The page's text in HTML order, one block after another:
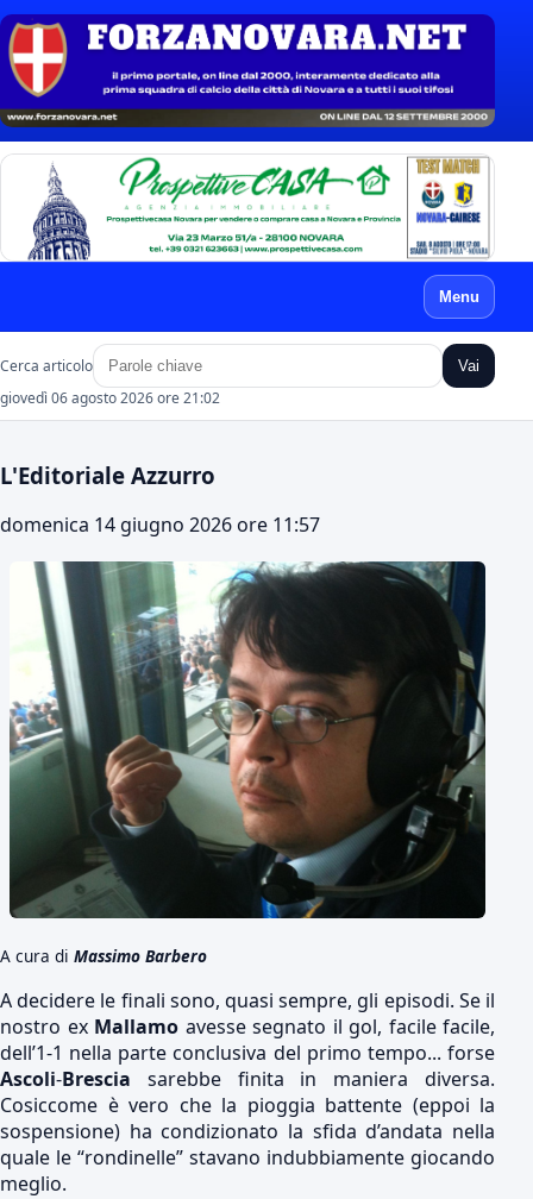
Menu
Cerca articolo Vai
giovedì 06 agosto 2026 ore 21:02
L'Editoriale Azzurro
domenica 14 giugno 2026 ore 11:57
A cura di Massimo Barbero
A decidere le finali sono, quasi sempre, gli episodi. Se il
nostro ex Mallamo avesse segnato il gol, facile facile,
dell’1-1 nella parte conclusiva del primo tempo... forse
Ascoli-Brescia sarebbe finita in maniera diversa.
Cosiccome è vero che la pioggia battente (eppoi la
sospensione) ha condizionato la sfida d’andata nella
quale le “rondinelle” stavano indubbiamente giocando
meglio.